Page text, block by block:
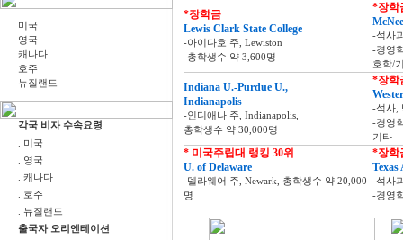
미국
영국
캐나다
호주
뉴질랜드
각국 비자 수속요령
. 미국
. 영국
. 캐나다
. 호주
. 뉴질랜드
출국자 오리엔테이션
*장학금
Lewis Clark State College
-아이다호 주, Lewiston
-총학생수 약 3,600명
*장학
-석사
-경영
호학/
Indiana U.-Purdue U.,
Indianapolis
-인디애나 주, Indianapolis,
총학생수 약 30,000명
*장학
-석사,
-경영
기타
* 미국주립대 랭킹 30위
U. of Delaware
-델라웨어 주, Newark, 총학생수 약 20,000
명
*장학
-석사
-경영